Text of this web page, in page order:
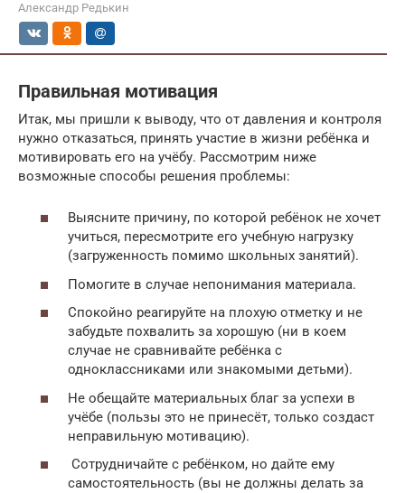
Александр Редькин
Правильная мотивация
Итак, мы пришли к выводу, что от давления и контроля
нужно отказаться, принять участие в жизни ребёнка и
мотивировать его на учёбу. Рассмотрим ниже
возможные способы решения проблемы:
Выясните причину, по которой ребёнок не хочет
учиться, пересмотрите его учебную нагрузку
(загруженность помимо школьных занятий).
Помогите в случае непонимания материала.
Спокойно реагируйте на плохую отметку и не
забудьте похвалить за хорошую (ни в коем
случае не сравнивайте ребёнка с
одноклассниками или знакомыми детьми).
Не обещайте материальных благ за успехи в
учёбе (пользы это не принесёт, только создаст
неправильную мотивацию).
Сотрудничайте с ребёнком, но дайте ему
самостоятельность (вы не должны делать за